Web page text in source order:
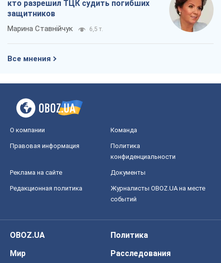
кто разрешил ТЦК судить погибших
защитников
Марина Ставнійчук 6,5 т.
Все мнения
О компании Команда
Правовая информация
Политика
конфиденциальности
Реклама на сайте Документы
Редакционная политика
Журналисты OBOZ.UA на месте
событий
OBOZ.UA
Политика
Мир
Расследования